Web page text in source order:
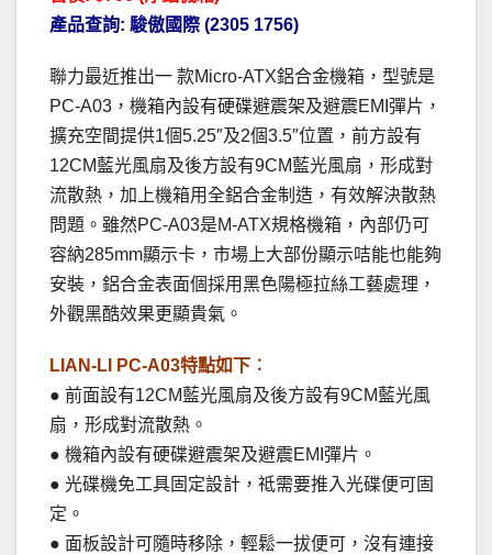
產品查詢: 駿傲國際 (2305 1756)
聯力最近推出一 款Micro-ATX鋁合金機箱，型號是
PC-A03，機箱內設有硬碟避震架及避震EMI彈片，
擴充空間提供1個5.25″及2個3.5″位置，前方設有
12CM藍光風扇及後方設有9CM藍光風扇，形成對
流散熱，加上機箱用全鋁合金制造，有效解決散熱
問題。雖然PC-A03是M-ATX規格機箱，內部仍可
容納285mm顯示卡，市場上大部份顯示咭能也能夠
安裝，鋁合金表面個採用黑色陽極拉絲工藝處理，
外觀黑酷效果更顯貴氣。
LIAN-LI PC-A03特點如下︰
● 前面設有12CM藍光風扇及後方設有9CM藍光風
扇，形成對流散熱。
● 機箱內設有硬碟避震架及避震EMI彈片。
● 光碟機免工具固定設計，祗需要推入光碟便可固
定。
● 面板設計可隨時移除，輕鬆一拔便可，沒有連接